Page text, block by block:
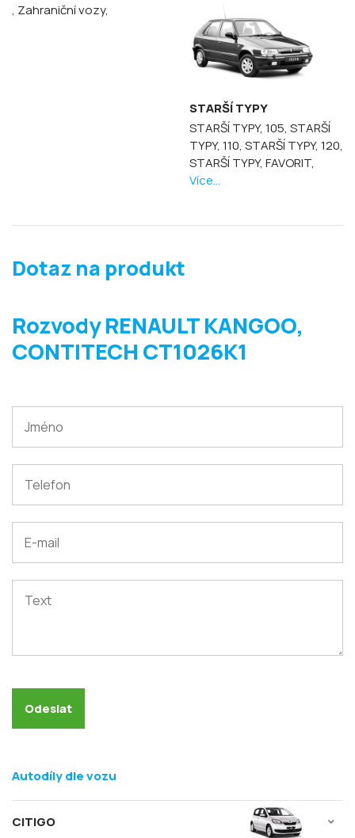
, Zahraniční vozy,
STARŠÍ TYPY
STARŠÍ TYPY, 105, STARŠÍ
TYPY, 110, STARŠÍ TYPY, 120,
STARŠÍ TYPY, FAVORIT,
Více...
Dotaz na produkt
Rozvody RENAULT KANGOO,
CONTITECH CT1026K1
Autodíly dle vozu
CITIGO